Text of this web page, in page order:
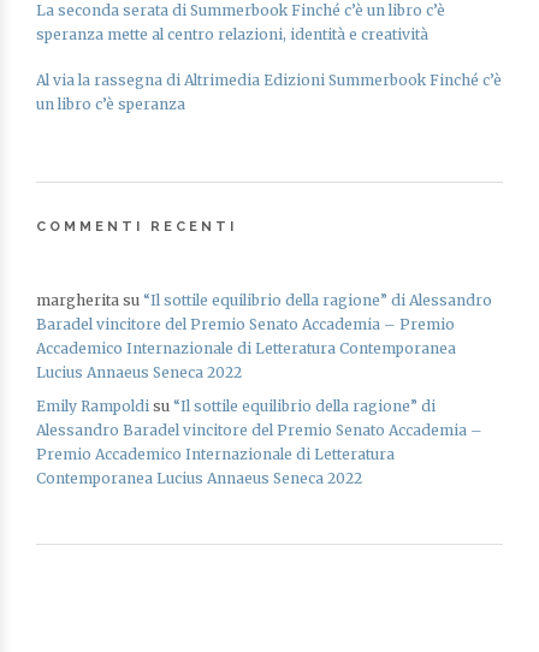
La seconda serata di Summerbook Finché c’è un libro c’è
speranza mette al centro relazioni, identità e creatività
Al via la rassegna di Altrimedia Edizioni Summerbook Finché c’è
un libro c’è speranza
COMMENTI RECENTI
margherita su “Il sottile equilibrio della ragione” di Alessandro
Baradel vincitore del Premio Senato Accademia – Premio
Accademico Internazionale di Letteratura Contemporanea
Lucius Annaeus Seneca 2022
Emily Rampoldi su “Il sottile equilibrio della ragione” di
Alessandro Baradel vincitore del Premio Senato Accademia –
Premio Accademico Internazionale di Letteratura
Contemporanea Lucius Annaeus Seneca 2022